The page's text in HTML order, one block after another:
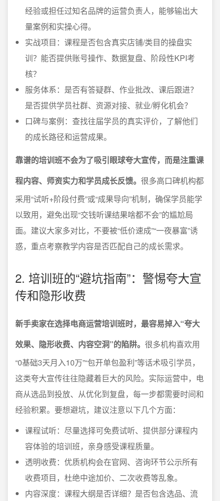
经验或担任过知名品牌的运营负责人，能够输出大
量案例和实操心得。
实战项目：课程是否包含真实店铺/类目的操盘实
训？能否提供账号操作、数据复盘、阶段性KPI考
核？
服务体系：是否有答疑群、作业批改、课后跟进？
是否提供学员社群、资源对接、就业/孵化机会？
口碑与案例：查找往届学员的真实评价，了解他们
的成长路径和运营成果。
靠谱的培训班不会为了吸引眼球夸大宣传，而是注重课
程内容、师资实力和学员成长反馈。 很多高口碑机构都
采用“试听+阶段付费”或“成果导向”机制，确保学员能学
以致用，避免出现“交钱听课结果啥都不会”的尴尬局
面。建议大家多对比，不要被“低价速成”“一夜暴富”诱
惑，重点考察教学内容是否匹配自己的成长需求。
2. 培训班的“避坑指南”：警惕夸大宣
传和隐形收费
新手卖家在选择电商运营培训班时，最容易掉入“夸大
效果、隐形收费、内容空洞”的陷阱。 很多机构喜欢用
“0基础3天月入10万”“包开单包盈利”等话术吸引学员，
这类夸大宣传往往隐藏着巨大的风险。实际运营中，电
商从选品到投放、从优化到复盘，每一步都需要时间和
经验积累。要想避坑，建议注意以下几个方面：
课程试听：尽量选择可免费试听、提供部分课程内
容体验的培训班，亲身感受课程质量。
透明收费：优质机构会在官网、咨询环节公示所有
收费项目，杜绝中途加价、二次收费等乱象。
内容深度：课程大纲是否详细？是否包含选品、流